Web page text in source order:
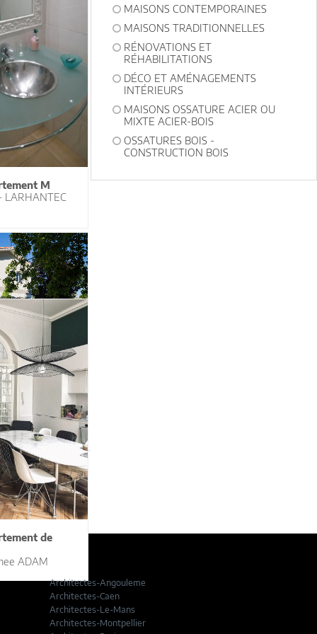
M
LARHANTEC
2VH
de
ADAM
MAISONS CONTEMPORAINES
MAISONS TRADITIONNELLES
RÉNOVATIONS ET
RÉHABILITATIONS
DÉCO ET AMÉNAGEMENTS
INTÉRIEURS
MAISONS OSSATURE ACIER OU
MIXTE ACIER-BOIS
OSSATURES BOIS -
CONSTRUCTION BOIS
Architectes-Angouleme
Architectes-Caen
Architectes-Le-Mans
Architectes-Montpellier